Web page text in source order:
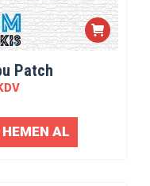
Patch
HEMEN AL